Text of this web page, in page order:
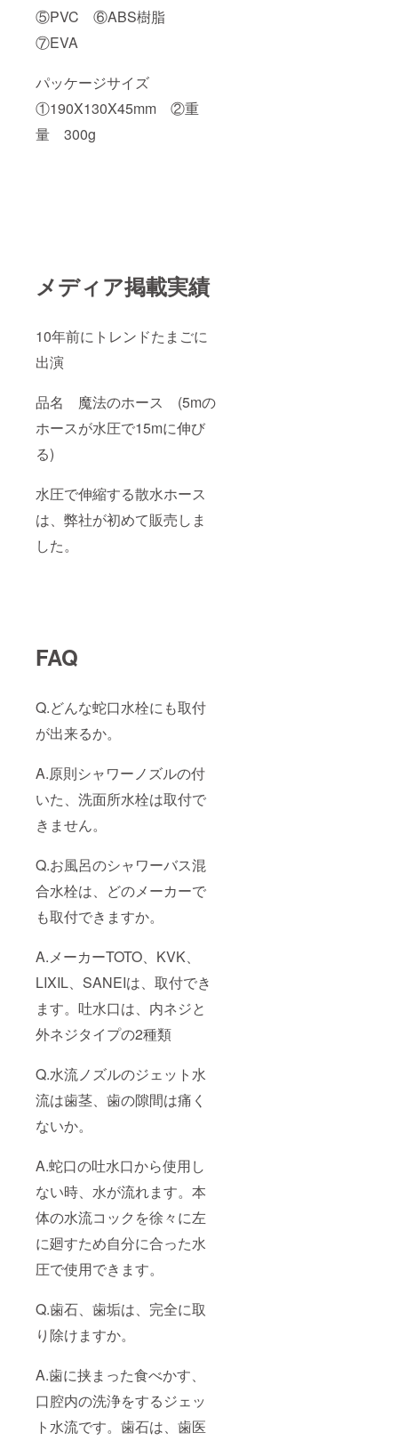
⑤PVC ⑥ABS樹脂
⑦EVA
パッケージサイズ
①190X130X45mm ②重
量 300g
メディア掲載実績
10年前にトレンドたまごに
出演
品名 魔法のホース (5mの
ホースが水圧で15mに伸び
る)
水圧で伸縮する散水ホース
は、弊社が初めて販売しま
した。
FAQ
Q.どんな蛇口水栓にも取付
が出来るか。
A.原則シャワーノズルの付
いた、洗面所水栓は取付で
きません。
Q.お風呂のシャワーバス混
合水栓は、どのメーカーで
も取付できますか。
A.メーカーTOTO、KVK、
LIXIL、SANEIは、取付でき
ます。吐水口は、内ネジと
外ネジタイプの2種類
Q.水流ノズルのジェット水
流は歯茎、歯の隙間は痛く
ないか。
A.蛇口の吐水口から使用し
ない時、水が流れます。本
体の水流コックを徐々に左
に廻すため自分に合った水
圧で使用できます。
Q.歯石、歯垢は、完全に取
り除けますか。
A.歯に挟まった食べかす、
口腔内の洗浄をするジェッ
ト水流です。歯石は、歯医